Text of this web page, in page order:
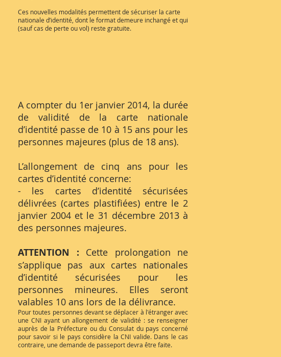
Ces nouvelles modalités permettent de sécuriser la carte
nationale d’identité, dont le format demeure inchangé et qui
(sauf cas de perte ou vol) reste gratuite.
A compter du 1er janvier 2014, la durée
de validité de la carte nationale
d’identité passe de 10 à 15 ans pour les
personnes majeures (plus de 18 ans).
L’allongement de cinq ans pour les
cartes d’identité concerne:
- les cartes d’identité sécurisées
délivrées (cartes plastifiées) entre le 2
janvier 2004 et le 31 décembre 2013 à
des personnes majeures.
ATTENTION : Cette prolongation ne
s’applique pas aux cartes nationales
d’identité sécurisées pour les
personnes mineures. Elles seront
valables 10 ans lors de la délivrance.
Pour toutes personnes devant se déplacer à l'étranger avec
une CNI ayant un allongement de validité : se renseigner
auprès de la Préfecture ou du Consulat du pays concerné
pour savoir si le pays considère la CNI valide. Dans le cas
contraire, une demande de passeport devra être faite.